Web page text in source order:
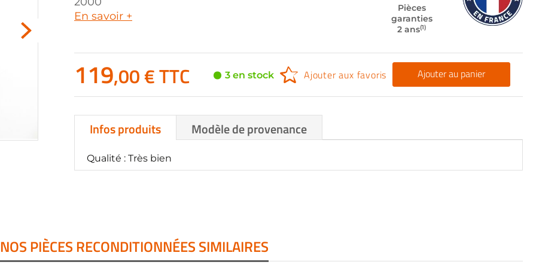
En savoir +
Pièces
garanties
2 ans(1)
119,00 € TTC 3 en stock Ajouter aux favoris Ajouter au panier
Infos produits
Qualité : Très bien
Modèle de provenance
NOS PIÈCES RECONDITIONNÉES SIMILAIRES